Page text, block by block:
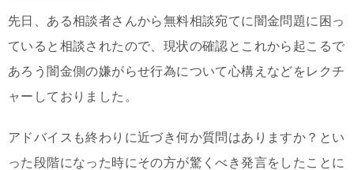
先日、ある相談者さんから無料相談宛てに闇金問題に困っ
ていると相談されたので、現状の確認とこれから起こるで
あろう闇金側の嫌がらせ行為について心構えなどをレクチ
ャーしておりました。
アドバイスも終わりに近づき何か質問はありますか？とい
った段階になった時にその方が驚くべき発言をしたことに